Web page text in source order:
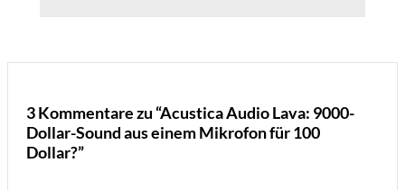
3 Kommentare zu “Acustica Audio Lava: 9000-
Dollar-Sound aus einem Mikrofon für 100
Dollar?”